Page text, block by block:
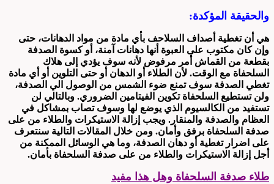
والحقيقة المؤكدة:
هي أن تغطية أصداف السلاحف بأي مادة من مواد الدهانات، حتى
وإن كان مكتوب على العبوة أنها دهانات آمنة، أو كسوة الصدفة
بقطعة من القماش أمر مرفوض لأنه سوف يؤدي إلى هلاك
السلحفاة مع الوقت. لأن الطلاء أو الدهان أو حتى التلوين أو أي مادة
تغطي الصدفة سوف تمنع ضوء الشمس من الوصول الي الصدفة،
ولن تستطيع السلحفاة تكوين الفيتامين الضروري. وبالتالي لن
تستفيد من الكالسيوم الذي يوضع لها وسوف تصاب بمشاكل في
العظام والصدفة والمنقار. ويجب إزالة الاستيكرات والطلاء من على
صدفة السلحفاة برفق وأمان. ومن خلال المقالات التالية سنتعرف
على اضرار تغطية أو دهان الصدفة، وما هي الوسائل الممكنة من
أجل إزالة الاستيكرات والطلاء من على صدفة السلحفاة بأمان.
طلاء صدفة السلحفاة وهل هذا مفيد